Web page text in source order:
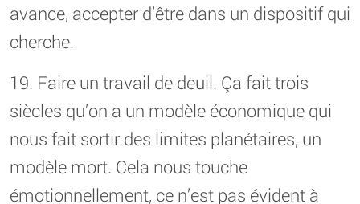
avance, accepter d’être dans un dispositif qui
cherche.
19. Faire un travail de deuil. Ça fait trois
siècles qu’on a un modèle économique qui
nous fait sortir des limites planétaires, un
modèle mort. Cela nous touche
émotionnellement, ce n’est pas évident à